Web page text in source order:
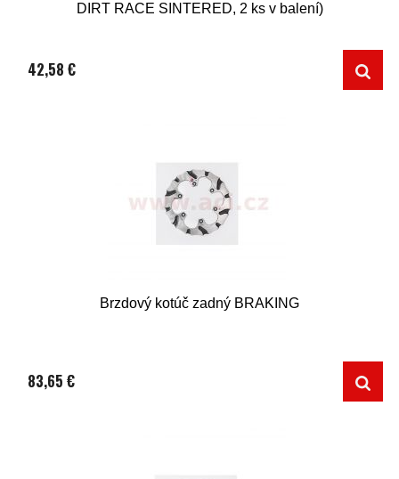
DIRT RACE SINTERED, 2 ks v balení)
42,58 €
Brzdový kotúč zadný BRAKING
83,65 €